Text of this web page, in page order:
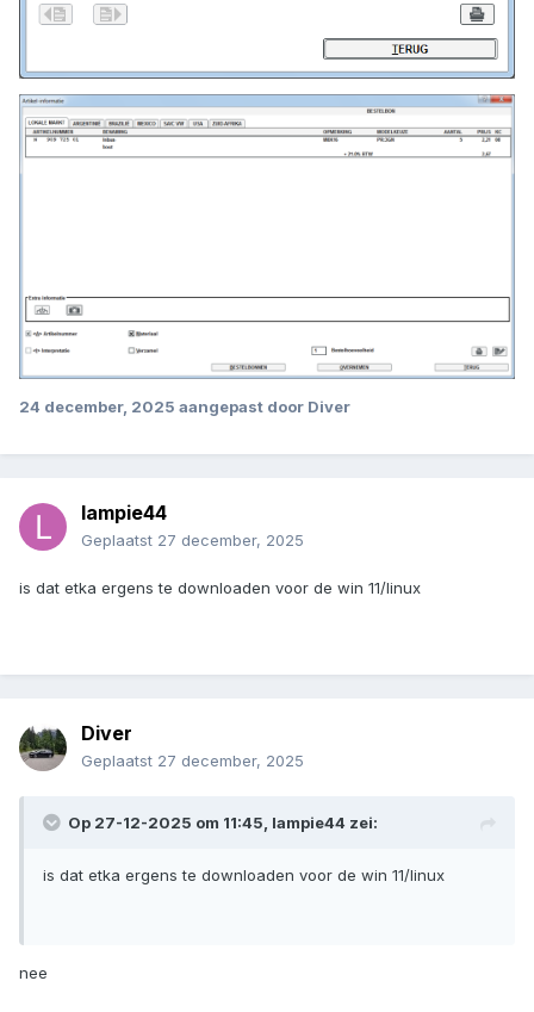
24 december, 2025 aangepast door Diver
lampie44
Geplaatst 27 december, 2025
is dat etka ergens te downloaden voor de win 11/linux
Diver
Geplaatst 27 december, 2025
Op 27-12-2025 om 11:45, lampie44 zei:
is dat etka ergens te downloaden voor de win 11/linux
nee